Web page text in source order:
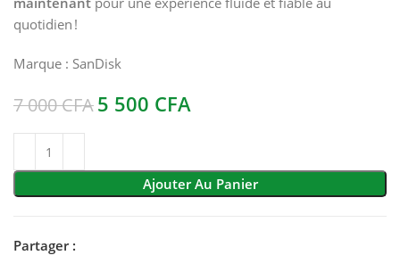
quotidien !
Marque : SanDisk
7 000CFA5 500 CFA
Ajouter Au Panier
Partager :